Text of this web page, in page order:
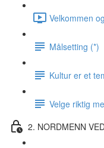
Velkommen
Målsetting (*)
Kultur er et
Velge riktig
2. NORDMENN